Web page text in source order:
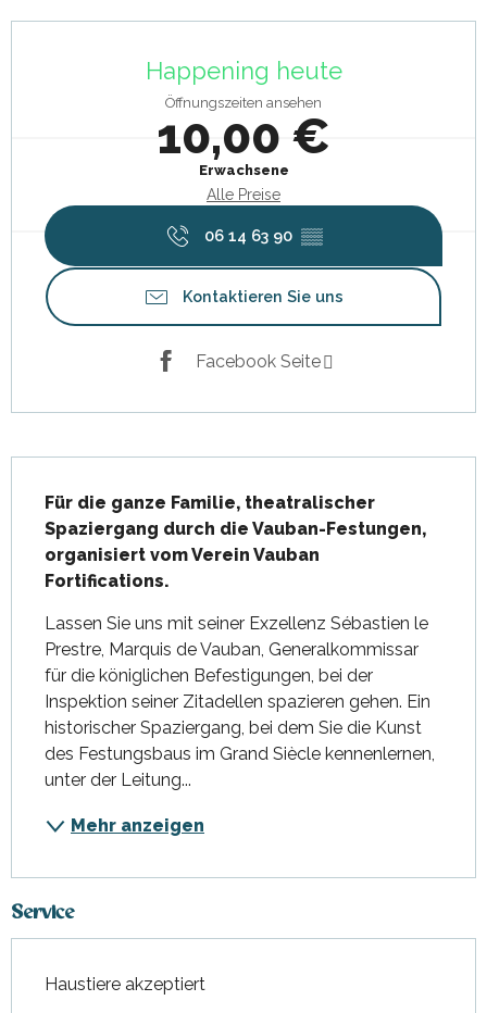
Happening heute
Öffnungszeiten ansehen
10,00 €
Erwachsene
Alle Preise
06 14 63 90 ▒▒
Kontaktieren Sie uns
Facebook Seite
Für die ganze Familie, theatralischer
Spaziergang durch die Vauban-Festungen,
organisiert vom Verein Vauban
Fortifications.
Lassen Sie uns mit seiner Exzellenz Sébastien le
Prestre, Marquis de Vauban, Generalkommissar
für die königlichen Befestigungen, bei der
Inspektion seiner Zitadellen spazieren gehen. Ein
historischer Spaziergang, bei dem Sie die Kunst
des Festungsbaus im Grand Siècle kennenlernen,
unter der Leitung...
Mehr anzeigen
Service
Haustiere akzeptiert